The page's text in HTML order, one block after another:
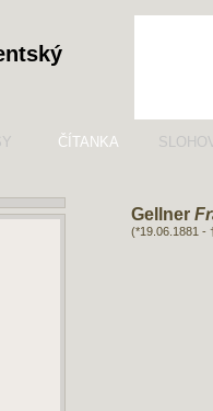
ČÍTANKA
Gellner
(*19.06.1881 -